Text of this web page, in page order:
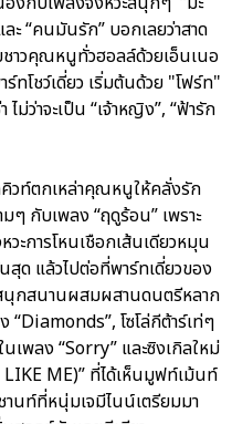
“คนมันรัก” บอกเลยว่าสาด
าวคุณหนูทั่วฮอลล์ด้วยเอ็นเนอ
ทโชว์เดี่ยว เริ่มต้นด้วย "โฟร์ท"
ม่ว่าจะเป็น “เจ้าหญิง”, “ฟ้ารัก
วท์ตกเหล่าคุณหนูให้คลั่งรัก
ๆ กับเพลง “ฤดูร้อน” เพราะ
ะการโหนเชือกเส้นเดียวหมุน
ด แล้วไปต่อที่พาร์ทเดี่ยวของ
นุกสนานผสมผสานดนตรีหลาก
“Diamonds”, โซโล่กีต้าร์เท่ๆ
เพลง “Sorry” และซิงเกิลใหม่
ME)” ที่ได้เห็นมูฟท์เม้นท์
นท์ที่หนุ่มเจมีไนน์เตรียมมา